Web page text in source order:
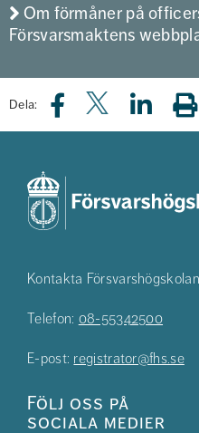
Om förmåner på
Försvarsmaktens
Dela:
Kontakta Försvarshögskolan
Telefon: 08-55342500
E-post: registrator@fhs.se
Följ oss på
sociala medier